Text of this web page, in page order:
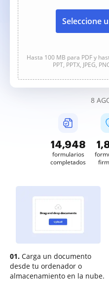
Seleccione
Hasta 100 MB para PDF y
PPT, PPTX, JPEG,
8
14,949
formularios
completados
01. Carga un documento
desde tu ordenador o
almacenamiento en la nube.